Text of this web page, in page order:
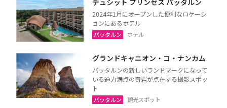
デュシット プリンセス パッタルン
2024年1月にオープンした便利なロケーシ
ョンにあるホテル
パッタルン ホテル
グランドキャニオン・コ・ナンカム
パッタルンの新しいランドマークになって
いる迫力満点の奇岩が点在する撮影スポッ
ト
パッタルン 観光スポット